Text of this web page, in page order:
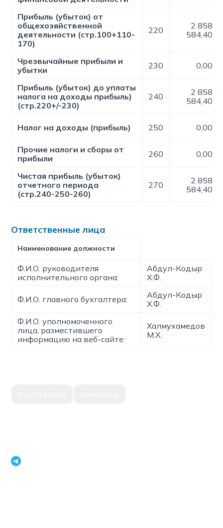
Прибыль (убыток) от
общехозяйственной
деятельности (стр.100+110-
170)
220
2 858
584,40
Чрезвычайные прибыли и
убытки
230 0,00
Прибыль (убыток) до уплаты
налога на доходы прибыль)
(стр.220+/-230)
240
2 858
584,40
Налог на доходы (прибыль) 250 0,00
Прочие налоги и сборы от
прибыли
260 0,00
Чистая прибыль (убыток)
отчетного периода
(стр.240-250-260)
270
2 858
584,40
Ответственные лица
Наименование должности
Ф.И.О. руководителя
исполнительного органа:
Абдул-Кодыр
Х.Ф.
Ф.И.О. главного бухгалтера:
Абдул-Кодыр
Х.Ф.
Ф.И.О. уполномоченного
лица, разместившего
информацию на веб-сайте:
Халмухамедов
М.Х.